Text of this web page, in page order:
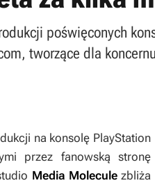
poświęconych
tworzące dla
na konsolę PlayStation
przez fanowską stronę
Media Moleculezbliża